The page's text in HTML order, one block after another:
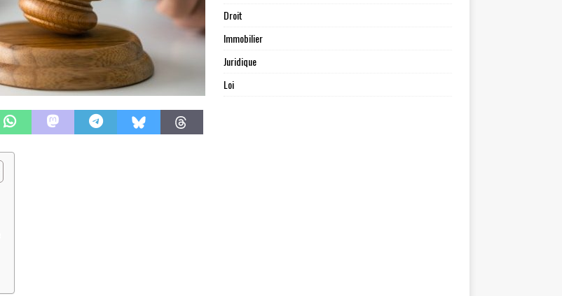
Droit
Immobilier
Juridique
Loi